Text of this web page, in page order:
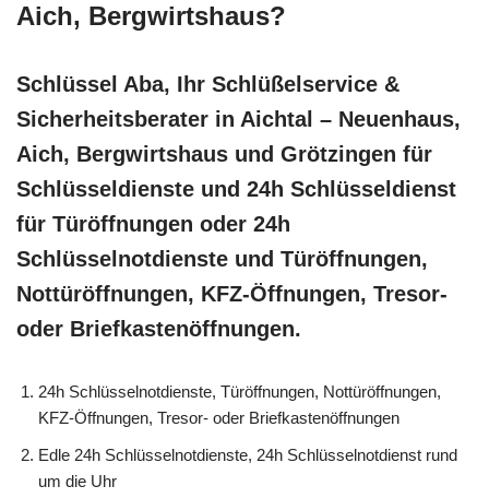
Aich, Bergwirtshaus?
Schlüssel Aba, Ihr Schlüßelservice &
Sicherheitsberater in Aichtal – Neuenhaus,
Aich, Bergwirtshaus und Grötzingen für
Schlüsseldienste und 24h Schlüsseldienst
für Türöffnungen oder 24h
Schlüsselnotdienste und Türöffnungen,
Nottüröffnungen, KFZ-Öffnungen, Tresor-
oder Briefkastenöffnungen.
24h Schlüsselnotdienste, Türöffnungen, Nottüröffnungen,
KFZ-Öffnungen, Tresor- oder Briefkastenöffnungen
Edle 24h Schlüsselnotdienste, 24h Schlüsselnotdienst rund
um die Uhr